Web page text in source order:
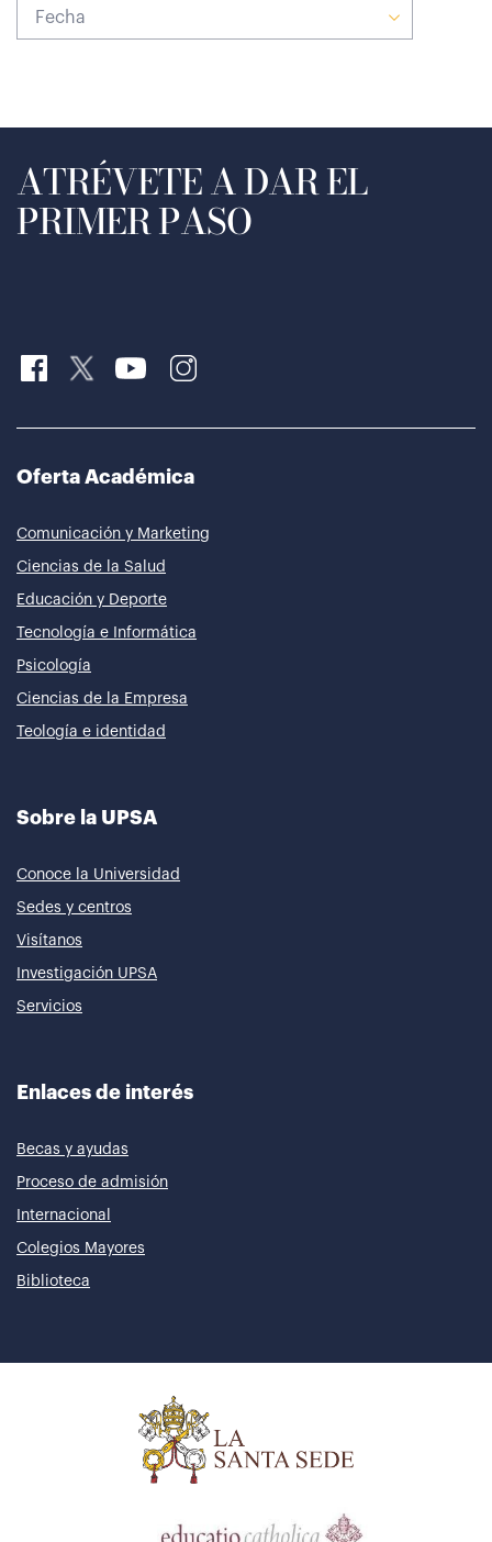
Fecha
ATRÉVETE A DAR EL
PRIMER PASO
Oferta Académica
Comunicación y Marketing
Ciencias de la Salud
Educación y Deporte
Tecnología e Informática
Psicología
Ciencias de la Empresa
Teología e identidad
Sobre la UPSA
Conoce la Universidad
Sedes y centros
Visítanos
Investigación UPSA
Servicios
Enlaces de interés
Becas y ayudas
Proceso de admisión
Internacional
Colegios Mayores
Biblioteca